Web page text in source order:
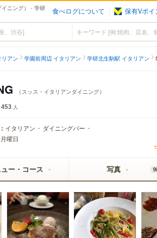
ニング） - 学研
食べログについて 保有Vポイ
アン 学園前周辺 イタリアン 学研北生駒駅 イタリアン
（スッス・イタリアンダイニング）
453 人
イタリアン ダイニングバー
月曜日
ー・コース 写真